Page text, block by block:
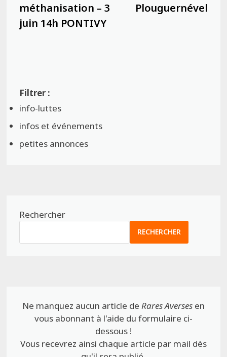
méthanisation – 3
juin 14h PONTIVY
Plouguernével
info-luttes
infos et événements
petites annonces
Rechercher
RECHERCHER
Ne manquez aucun article de Rares Aversesen
vous abonnant à l'aide du formulaire ci-
dessous !
Vous recevrez ainsi chaque article par mail dès